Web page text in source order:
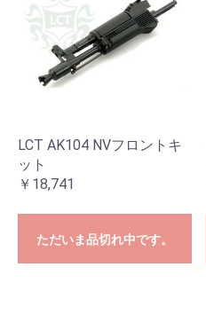
LCT AK104 NVフロントキ
ット
￥18,741
ただいま品切れ中です。